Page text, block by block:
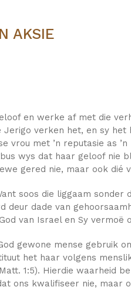
AKSIE
en werke af met die
verken het, en sy
vrou met ’n reputasie as
wys dat haar geloof
gered nie, maar ook dié
soos die liggaam
deur dade van
van Israel en Sy vermoë
gewone mense gebruik
het haar volgens
1:5). Hierdie waarheid
ons kwalifiseer nie, maar